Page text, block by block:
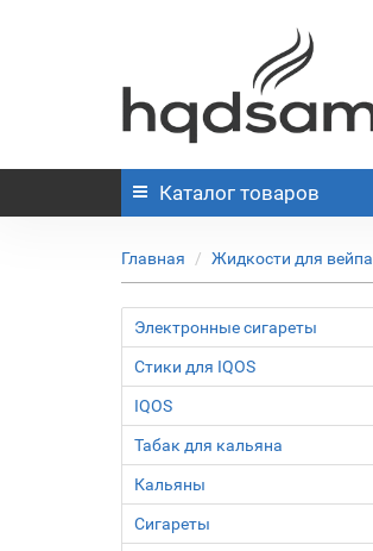
Каталог товаров
Главная Жидкости для вейпа
Электронные сигареты
Стики для IQOS
IQOS
Табак для кальяна
Кальяны
Сигареты